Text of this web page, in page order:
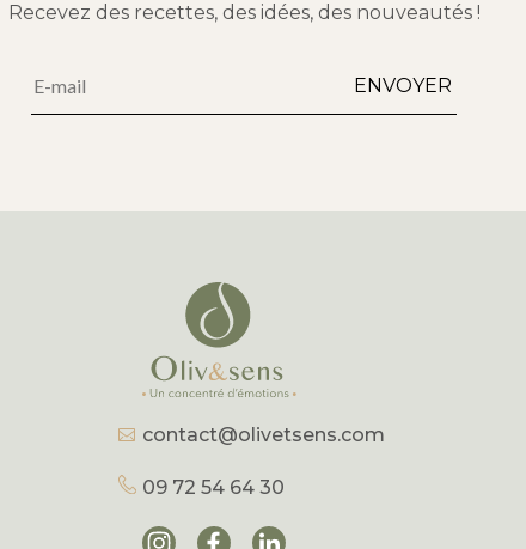
Recevez des recettes, des idées, des nouveautés !
ENVOYER
Alternative:
contact@olivetsens.com
09 72 54 64 30